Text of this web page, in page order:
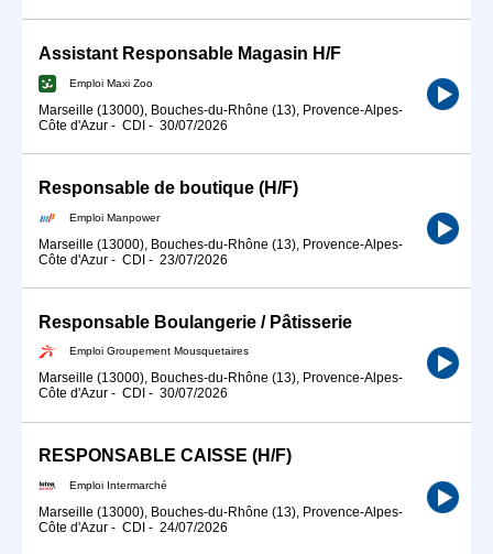
Assistant Responsable Magasin H/F
Emploi Maxi Zoo
Marseille (13000), Bouches-du-Rhône (13), Provence-Alpes-
Côte d'Azur - CDI - 30/07/2026
Responsable de boutique (H/F)
Emploi Manpower
Marseille (13000), Bouches-du-Rhône (13), Provence-Alpes-
Côte d'Azur - CDI - 23/07/2026
Responsable Boulangerie / Pâtisserie
Emploi Groupement Mousquetaires
Marseille (13000), Bouches-du-Rhône (13), Provence-Alpes-
Côte d'Azur - CDI - 30/07/2026
RESPONSABLE CAISSE (H/F)
Emploi Intermarché
Marseille (13000), Bouches-du-Rhône (13), Provence-Alpes-
Côte d'Azur - CDI - 24/07/2026